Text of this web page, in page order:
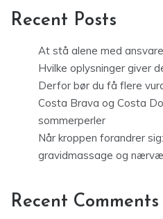
Recent Posts
At stå alene med
Hvilke oplysninger giver
Derfor bør du få flere
Costa Brava og Costa
sommerperler
Når kroppen forandrer
gravidmassage og
Recent Comments